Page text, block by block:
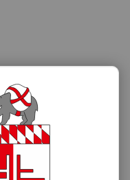
notwendig?